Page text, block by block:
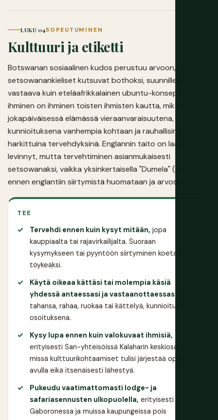
LUKU 04SOPEUTUMINEN
Kulttuuri ja etiketti
Botswanan sosiaalinen kudos perustuu arvoon, jota
setsowanankieliset kutsuvat bothoksi, suunnilleen
vastaava kuin eteläafrikkalainen ubuntu-konsepti:
ihminen on ihminen toisten ihmisten kautta, mikä ilmenee
jokapäiväisessä elämässä vieraanvaraisuutena,
kunnioituksena vanhempia kohtaan ja rauhallisina,
harkittuina tervehdyksinä. Englannin taito on laajalle
levinnyt, mutta tervehtiminen asianmukaisesti
setsowanaksi, vaikka yksinkertaisella "Dumela" (hei),
ennen englantiin siirtymistä huomataan ja arvostetaan.
TEE
Tervehdi ennen kuin kysyt mitään, jopa
kauppiaalta tai rajavirkailijalta. Suoraan
kysymykseen tai pyyntöön siirtyminen koetaan
töykeäksi.
Käytä oikeaa kättäsi tai molempia käsiä
yhdessä antaessasi ja vastaanottaessasi
tahansa, rahaa, ruokaa tai kättelyä, kunnioituksen
osoituksena.
Kysy lupa ennen kuin valokuvaat ihmisiä,
erityisesti San-yhteisöissä Kalaharin keskiosassa,
missä kulttuurikohtaamiset tulisi järjestää oppaan
avulla eikä itsenäisesti lähestyä.
Pukeudu vaatimattomasti lodge- ja
safariasennusten ulkopuolella, erityisesti
Gaboronessa ja muissa kaupungeissa pois